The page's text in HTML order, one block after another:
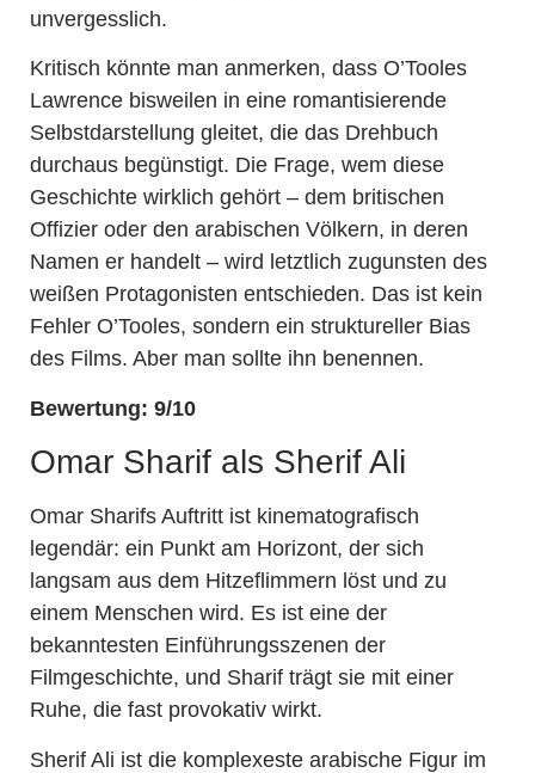
unvergesslich.
Kritisch könnte man anmerken, dass O’Tooles
Lawrence bisweilen in eine romantisierende
Selbstdarstellung gleitet, die das Drehbuch
durchaus begünstigt. Die Frage, wem diese
Geschichte wirklich gehört – dem britischen
Offizier oder den arabischen Völkern, in deren
Namen er handelt – wird letztlich zugunsten des
weißen Protagonisten entschieden. Das ist kein
Fehler O’Tooles, sondern ein struktureller Bias
des Films. Aber man sollte ihn benennen.
Bewertung: 9/10
Omar Sharif als Sherif Ali
Omar Sharifs Auftritt ist kinematografisch
legendär: ein Punkt am Horizont, der sich
langsam aus dem Hitzeflimmern löst und zu
einem Menschen wird. Es ist eine der
bekanntesten Einführungsszenen der
Filmgeschichte, und Sharif trägt sie mit einer
Ruhe, die fast provokativ wirkt.
Sherif Ali ist die komplexeste arabische Figur im